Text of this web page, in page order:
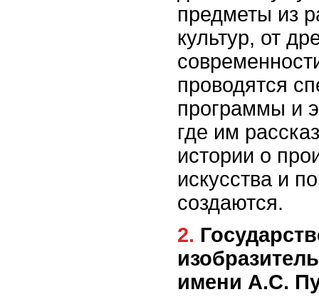
предметы из
культур, от
проводятся
программы и
где им
истории о
искусства и
создаются.
2. Государственный музей
имени А.С.